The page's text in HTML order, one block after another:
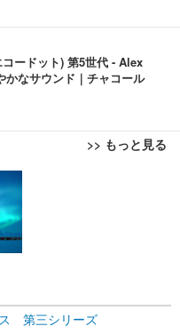
ードット) 第5世代 - Alex
かなサウンド｜チャコール
>> もっと見る
ア 椅子 テレワーク 疲れな
ト コンパクト 約105度ロッ
度回転 座面昇降 強化ナイロ
シュ 在宅ワーク H-WY01
ない ブラック
ミアムモニター | FlexScan
UHD・USB Type-C・ホワ
トシーツ 薄型 レギュラー 1
ト 300枚
面:ライトブルー)
第三シリーズ